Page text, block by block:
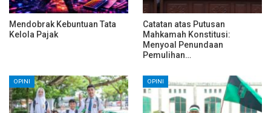
Mendobrak Kebuntuan Tata
Kelola Pajak
Catatan atas Putusan
Mahkamah Konstitusi:
Menyoal Penundaan
Pemulihan…
OPINI OPINI